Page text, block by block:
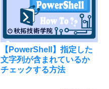
【PowerShell】指定した
文字列が含まれているか
チェックする方法